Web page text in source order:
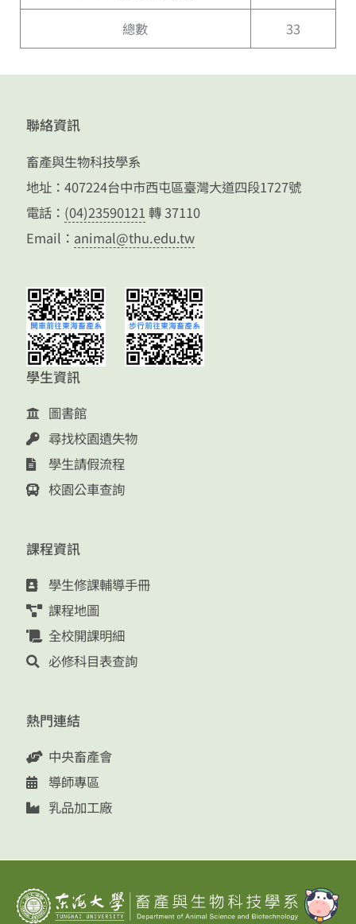
總數 33
聯絡資訊
畜產與生物科技學系
地址：407224台中市西屯區臺灣大道四段1727號
電話： (04)23590121 轉 37110
Email： animal@thu.edu.tw
學生資訊
圖書館
尋找校園遺失物
學生請假流程
校園公車查詢
課程資訊
學生修課輔導手冊
課程地圖
全校開課明細
必修科目表查詢
熱門連結
中央畜產會
導師專區
乳品加工廠